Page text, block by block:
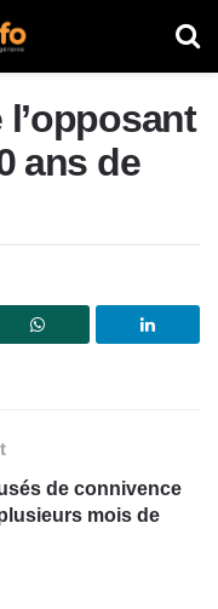
ans de
de connivence
mois de